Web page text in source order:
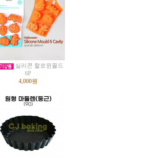
실리콘 할로윈몰드
6P
4,000원